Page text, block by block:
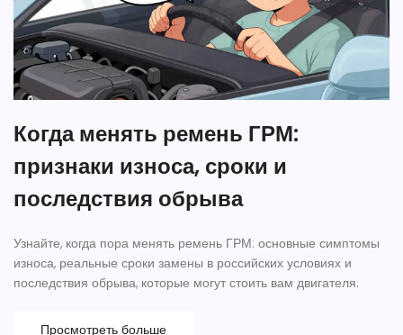
Когда менять ремень ГРМ:
признаки износа, сроки и
последствия обрыва
Узнайте, когда пора менять ремень ГРМ: основные симптомы
износа, реальные сроки замены в российских условиях и
последствия обрыва, которые могут стоить вам двигателя.
Просмотреть больше